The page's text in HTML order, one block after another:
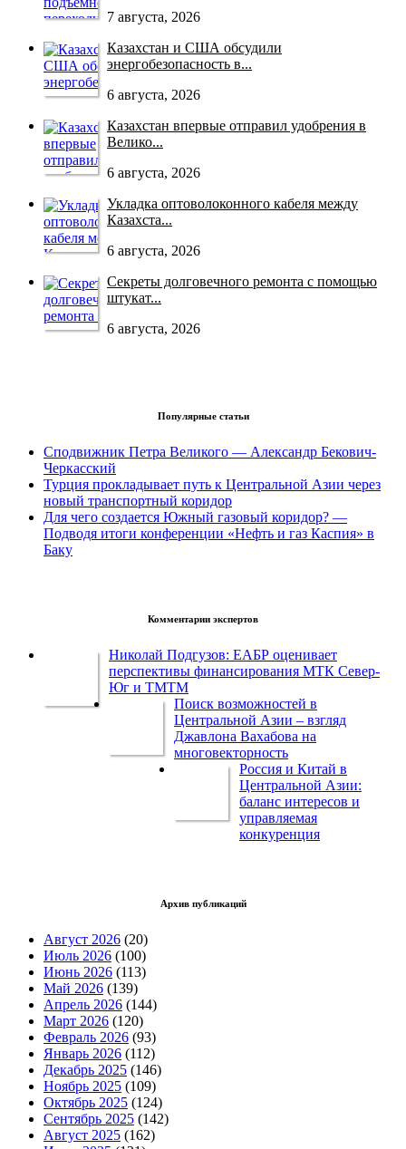
7 августа, 2026
Казахстан и США обсудили
энергобезопасность в...
6 августа, 2026
Казахстан впервые отправил удобрения в
Велико...
6 августа, 2026
Укладка оптоволоконного кабеля между
Казахста...
6 августа, 2026
Секреты долговечного ремонта с помощью
штукат...
6 августа, 2026
Популярные статьи
Сподвижник Петра Великого — Александр Бекович-
Черкасский
Турция прокладывает путь к Центральной Азии через
новый транспортный коридор
Для чего создается Южный газовый коридор? —
Подводя итоги конференции «Нефть и газ Каспия» в
Баку
Комментарии экспертов
Николай Подгузов: ЕАБР оценивает
перспективы финансирования МТК Север-
Юг и ТМТМ
Поиск возможностей в
Центральной Азии – взгляд
Джавлона Вахабова на
многовекторность
Россия и Китай в
Центральной Азии:
баланс интересов и
управляемая
конкуренция
Архив публикаций
Август 2026 (20)
Июль 2026 (100)
Июнь 2026 (113)
Май 2026 (139)
Апрель 2026 (144)
Март 2026 (120)
Февраль 2026 (93)
Январь 2026 (112)
Декабрь 2025 (146)
Ноябрь 2025 (109)
Октябрь 2025 (124)
Сентябрь 2025 (142)
Август 2025 (162)